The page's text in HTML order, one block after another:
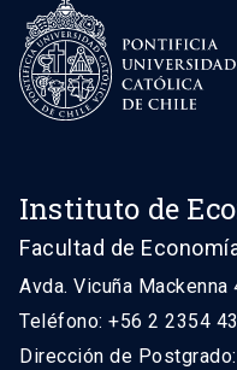
Instituto de
Facultad de
Avda. Vicuña
Teléfono: +56 2 2354
Dirección de